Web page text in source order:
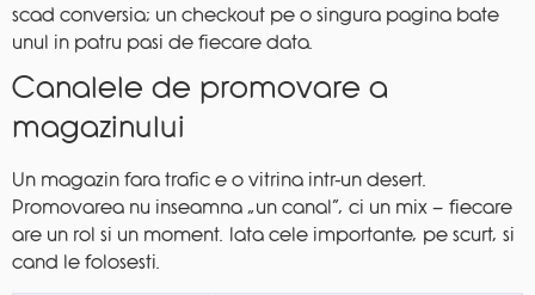
scad conversia; un checkout pe o singura pagina bate
unul in patru pasi de fiecare data.
Canalele de promovare a
magazinului
Un magazin fara trafic e o vitrina intr-un desert.
Promovarea nu inseamna „un canal”, ci un mix — fiecare
are un rol si un moment. Iata cele importante, pe scurt, si
cand le folosesti.